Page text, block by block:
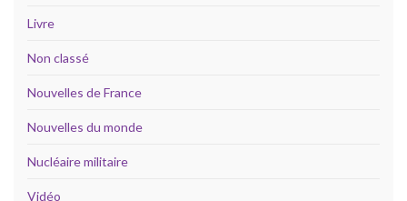
Livre
Non classé
Nouvelles de France
Nouvelles du monde
Nucléaire militaire
Vidéo